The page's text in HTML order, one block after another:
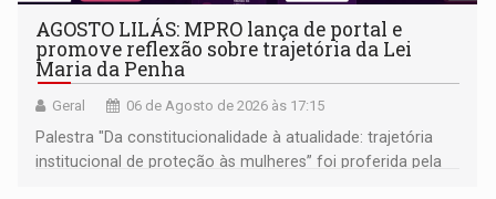
AGOSTO LILÁS: MPRO lança de portal e
promove reflexão sobre trajetória da Lei
Maria da Penha
Geral 06 de Agosto de 2026 às 17:15
Palestra "Da constitucionalidade à atualidade: trajetória
institucional de proteção às mulheres” foi proferida pela